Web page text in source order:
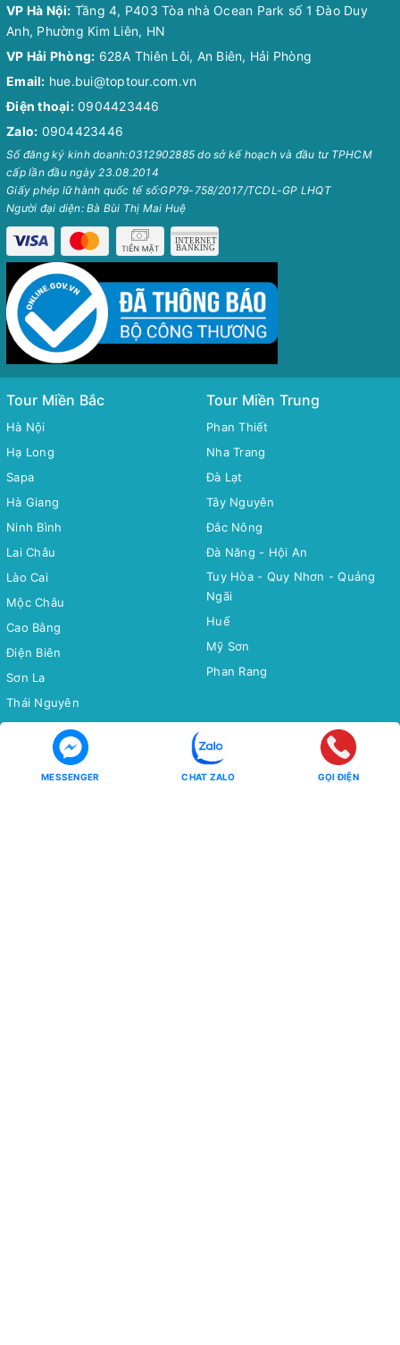
VP Hà Nội: Tầng 4, P403 Tòa nhà Ocean Park số 1 Đào Duy
Anh, Phường Kim Liên, HN
VP Hải Phòng: 628A Thiên Lôi, An Biên, Hải Phòng
Email: hue.bui@toptour.com.vn
Điện thoại: 0904423446
Zalo: 0904423446
Số đăng ký kinh doanh:0312902885 do sở kế hoạch và đầu tư TPHCM
cấp lần đầu ngày 23.08.2014
Giấy phép lữ hành quốc tế số:GP79-758/2017/TCDL-GP LHQT
Người đại diện: Bà Bùi Thị Mai Huệ
Tour Miền Bắc
Hà Nội
Hạ Long
Sapa
Hà Giang
Ninh Bình
Lai Châu
Lào Cai
Mộc Châu
Cao Bằng
Điện Biên
Sơn La
Thái Nguyên
Tour Miền Trung
Phan Thiết
Nha Trang
Đà Lạt
Tây Nguyên
Đắc Nông
Đà Năng - Hội An
Tuy Hòa - Quy Nhơn - Quảng
Ngãi
Huế
Mỹ Sơn
Phan Rang
Tour Miền Nam Tour Quốc tế
MESSENGER CHAT ZALO GỌI ĐIỆN